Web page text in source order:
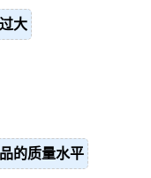
大
的质量水平